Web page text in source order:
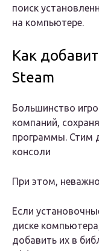
поиск
на компьютере.
Как
Steam
Большинство
компаний,
программы. Стим
консоли
При этом,
Если
диске
добавить их в